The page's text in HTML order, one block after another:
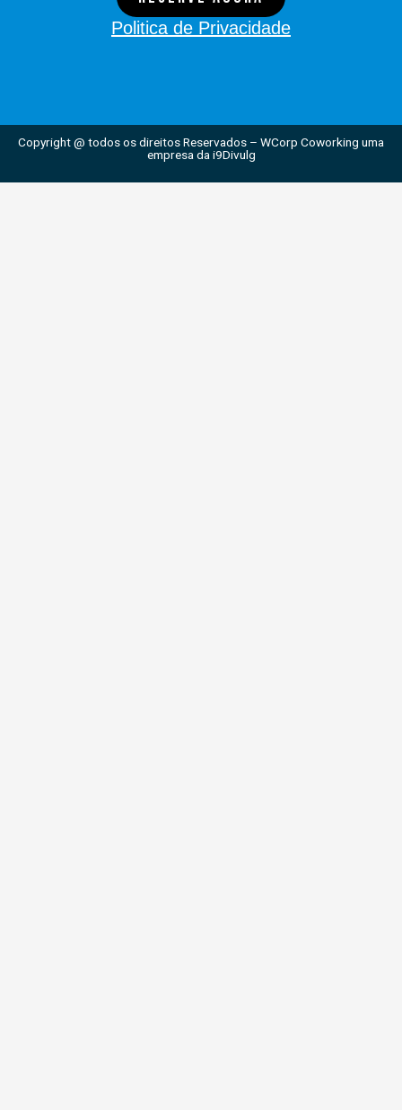
Politica de Privacidade
Copyright @ todos os direitos Reservados – WCorp Coworking uma
empresa da i9Divulg